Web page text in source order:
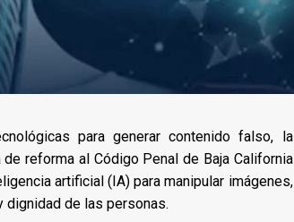
para generar contenido falso, la
reforma al Código Penal de Baja California
artificial (IA) para manipular imágenes,
de las personas.